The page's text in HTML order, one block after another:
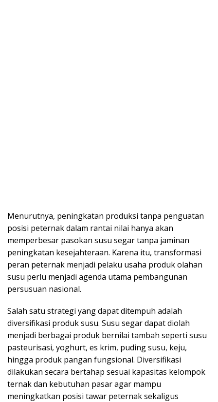
Menurutnya, peningkatan produksi tanpa penguatan
posisi peternak dalam rantai nilai hanya akan
memperbesar pasokan susu segar tanpa jaminan
peningkatan kesejahteraan. Karena itu, transformasi
peran peternak menjadi pelaku usaha produk olahan
susu perlu menjadi agenda utama pembangunan
persusuan nasional.
Salah satu strategi yang dapat ditempuh adalah
diversifikasi produk susu. Susu segar dapat diolah
menjadi berbagai produk bernilai tambah seperti susu
pasteurisasi, yoghurt, es krim, puding susu, keju,
hingga produk pangan fungsional. Diversifikasi
dilakukan secara bertahap sesuai kapasitas kelompok
ternak dan kebutuhan pasar agar mampu
meningkatkan posisi tawar peternak sekaligus